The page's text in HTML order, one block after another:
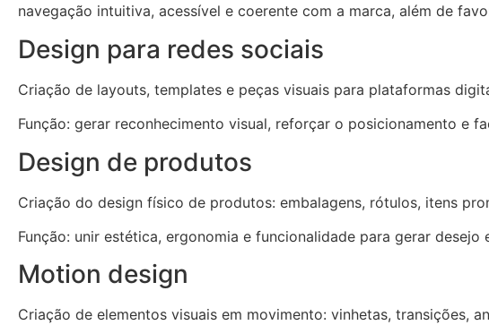
navegação intuitiva, acessível e coerente com a marca, além de
Design para redes sociais
Criação de layouts, templates e peças visuais para plataformas
Função: gerar reconhecimento visual, reforçar o posicionamento e
Design de produtos
Criação do design físico de produtos: embalagens, rótulos, itens
Função: unir estética, ergonomia e funcionalidade para gerar desejo
Motion design
Criação de elementos visuais em movimento: vinhetas, transições,